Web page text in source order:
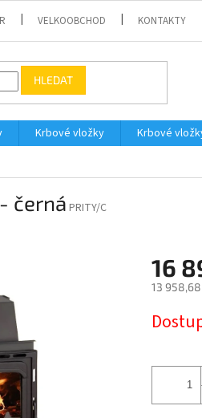
VELKOOBCHOD KONTAKTY
HLEDAT
Krbové vložky Krbové
černáPRITY/C
16
13 958,68
cena: